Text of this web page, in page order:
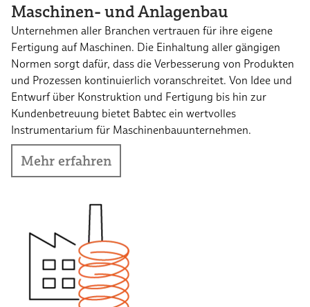
Maschinen- und Anlagenbau
Unternehmen aller Branchen vertrauen für ihre eigene
Fertigung auf Maschinen. Die Einhaltung aller gängigen
Normen sorgt dafür, dass die Verbesserung von Produkten
und Prozessen kontinuierlich voranschreitet. Von Idee und
Entwurf über Konstruktion und Fertigung bis hin zur
Kundenbetreuung bietet Babtec ein wertvolles
Instrumentarium für Maschinenbauunternehmen.
Mehr erfahren